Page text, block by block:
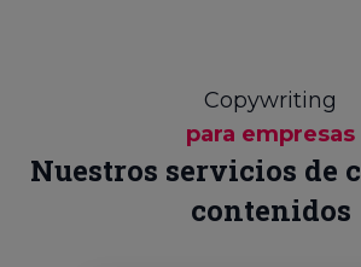
Copywriting
para empresas
Nuestros servicios de
contenidos